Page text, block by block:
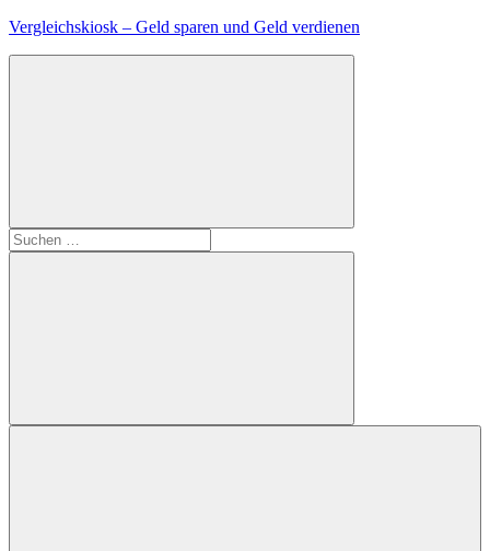
Zum
Vergleichskiosk – Geld sparen und Geld verdienen
Suchen
nach:
Suchen